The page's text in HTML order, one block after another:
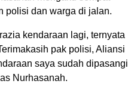
polisi dan warga di jalan.
kendaraan lagi, ternyata
pak polisi, Aliansi
saya sudah dipasangi
Nurhasanah.